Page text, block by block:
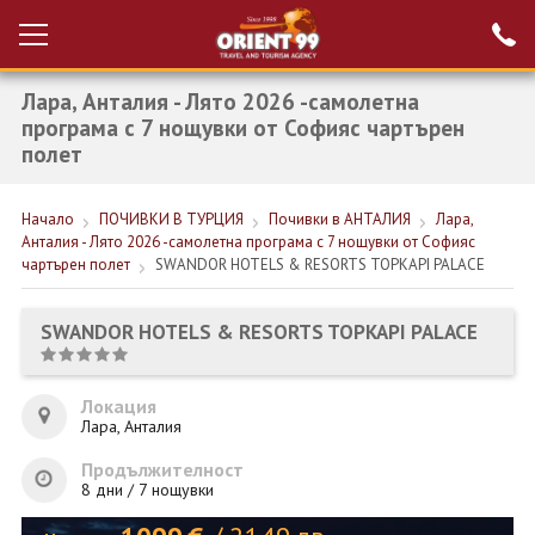
Вход за агенти
Проверка на
резервация
НОВА ГОДИНА ТУРЦИЯ
НОВА ГОДИНА
КРУИЗИ
ЕКЗОТИКА
ЕКСКУРЗИИ
Лара, Анталия - Лято 2026 -самолетна
програма с 7 нощувки от Софияс чартърен
полет
Начало ПОЧИВКИ В ТУРЦИЯ Почивки в АНТАЛИЯ
Лара,
Анталия - Лято 2026 -самолетна програма с 7 нощувки от Софияс
чартърен полет
SWANDOR HOTELS & RESORTS TOPKAPI PALACE
SWANDOR HOTELS & RESORTS TOPKAPI PALACE
Локация
Лара, Анталия
Продължителност
8 дни / 7 нощувки